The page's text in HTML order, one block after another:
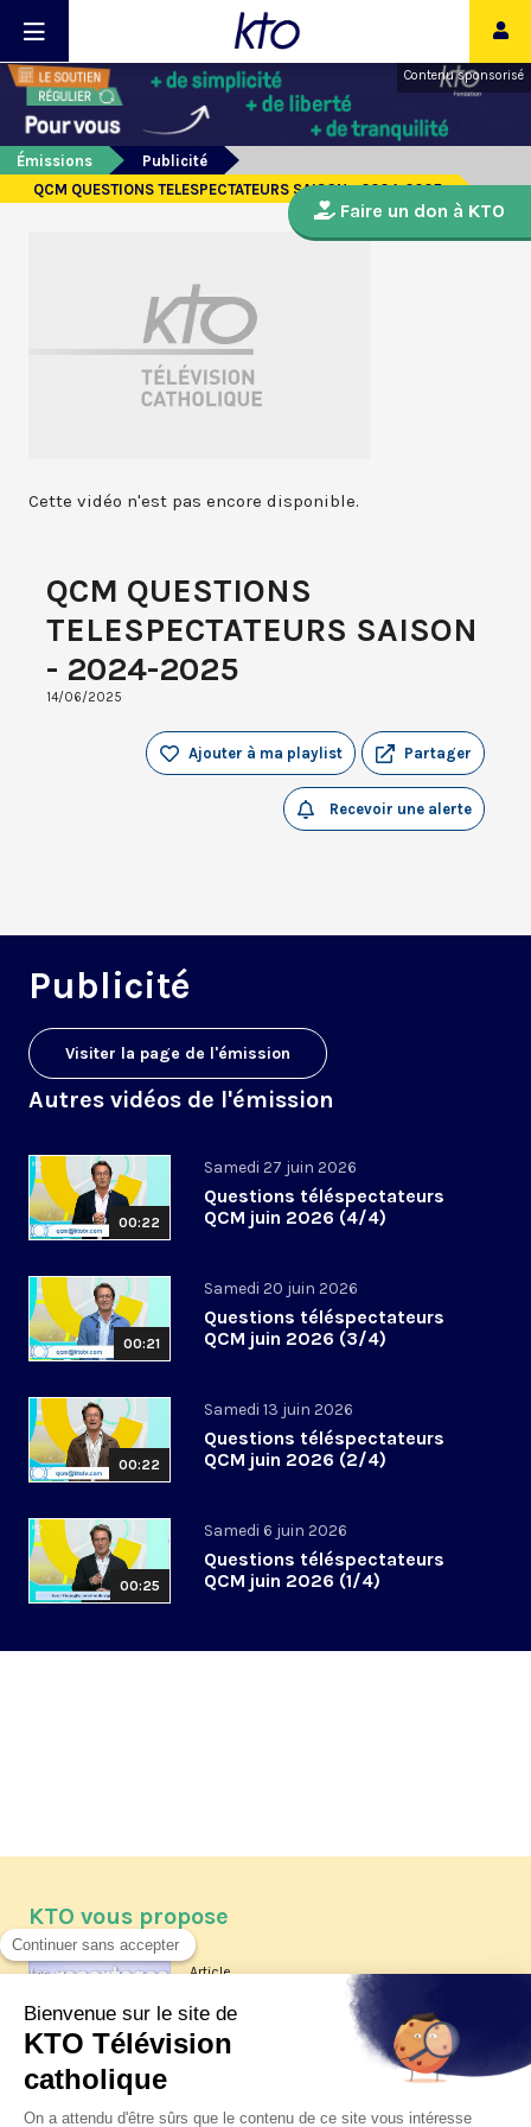
Contenu sponsorisé
Émissions
Publicité
QCM QUESTIONS TELESPECTATEURS SAISON - 2024-2025
Cette vidéo n'est pas encore disponible.
QCM QUESTIONS
TELESPECTATEURS SAISON
- 2024-2025
14/06/2025
Partager
Ajouter à ma playlist
Recevoir une alerte
Publicité
Visiter la page de l'émission
Autres vidéos de l'émission
00:22
Samedi 27 juin 2026
Questions téléspectateurs
QCM juin 2026 (4/4)
00:21
Samedi 20 juin 2026
Questions téléspectateurs
QCM juin 2026 (3/4)
00:22
Samedi 13 juin 2026
Questions téléspectateurs
QCM juin 2026 (2/4)
00:25
Samedi 6 juin 2026
Questions téléspectateurs
QCM juin 2026 (1/4)
Faire un don à KTO
KTO vous propose
Article
Les reportages d'été 2026 de KTO
La visite pastorale du pape Léon